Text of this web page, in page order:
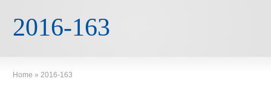
2016-163
Home » 2016-163